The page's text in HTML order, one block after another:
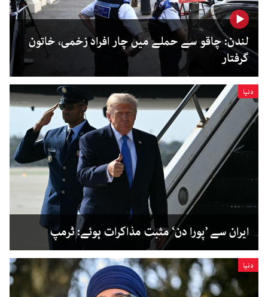
لندن: چاقو سے حملے میں چار افراد زخمی، خاتون
گرفتار
دنیا
ایران سے ’پورا دن‘ مثبت مذاکرات ہوئے: ٹرمپ
دنیا